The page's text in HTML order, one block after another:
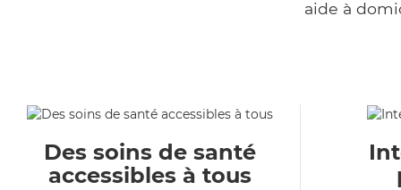
aide à
Des soins de santé
accessibles à tous